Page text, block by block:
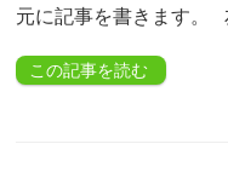
元に記事を書きます。
この記事を読む